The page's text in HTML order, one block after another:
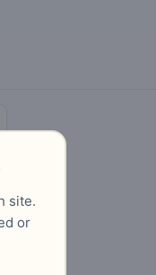
site.
or